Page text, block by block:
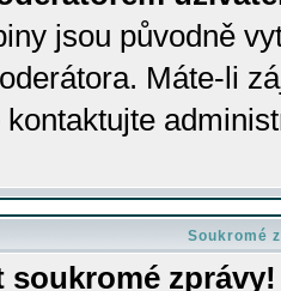
jsou původně
Máte-li
Soukromé
soukromé zprávy!